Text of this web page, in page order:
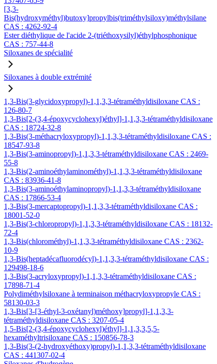
[3,3-
Bis(hydroxyméthyl)butoxy]propylbis(triméthylsiloxy)méthylsilane
CAS : 4262-92-4
Ester diéthylique de l'acide 2-(triéthoxysilyl)éthylphosphonique
CAS : 757-44-8
Siloxanes de spécialité
Siloxanes à double extrémité
1,3-Bis(3-glycidoxypropyl)-1,1,3,3-tétraméthyldisiloxane CAS :
126-80-7
1,3-Bis[2-(3,4-époxycyclohexyl)éthyl]-1,1,3,3-tétraméthyldisiloxane
CAS : 18724-32-8
1,3-Bis(3-méthacryloxypropyl)-1,1,3,3-tétraméthyldisiloxane CAS :
18547-93-8
1,3-Bis(3-aminopropyl)-1,1,3,3-tétraméthyldisiloxane CAS : 2469-
55-8
1,3-Bis(2-aminoéthylaminométhyl)-1,1,3,3-tétraméthyldisiloxane
CAS : 83936-41-8
1,3-Bis(3-aminoéthylaminopropyl)-1,1,3,3-tétraméthyldisiloxane
CAS : 17866-53-4
1,3-Bis(3-mercaptopropyl)-1,1,3,3-tétraméthyldisiloxane CAS :
18001-52-0
1,3-Bis(3-chloropropyl)-1,1,3,3-tétraméthyldisiloxane CAS : 18132-
72-4
1,3-Bis(chlorométhyl)-1,1,3,3-tétraméthyldisiloxane CAS : 2362-
10-9
1,3-Bis(heptadécafluorodécyl)-1,1,3,3-tétraméthyldisiloxane CAS :
129498-18-6
1,3-Bis(3-acryloxypropyl)-1,1,3,3-tétraméthyldisiloxane CAS :
17898-71-4
Polydiméthylsiloxane à terminaison méthacryloxypropyle CAS :
58130-03-3
1,3-Bis[3-[3-éthyl-3-oxétanyl)méthoxy]propyl]-1,1,3,3-
tétraméthyldisiloxane CAS : 3207-05-4
1,5-Bis[2-(3,4-époxycyclohexyl)éthyl]-1,1,3,3,5,5-
hexaméthyltrisiloxane CAS : 150856-78-3
1,3-Bis(3-(2-hydroxyéthoxy)propyl)-1,1,3,3-tétraméthyldisiloxane
CAS : 441307-02-4